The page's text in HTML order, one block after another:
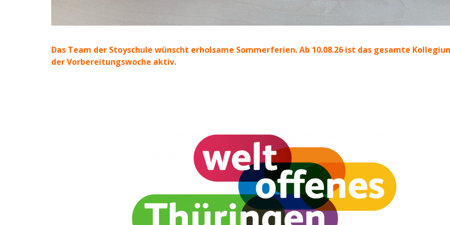
Das Team der Stoyschule wünscht erholsame Sommerferien. Ab 10.08.26 ist das gesamte
der Vorbereitungswoche aktiv.